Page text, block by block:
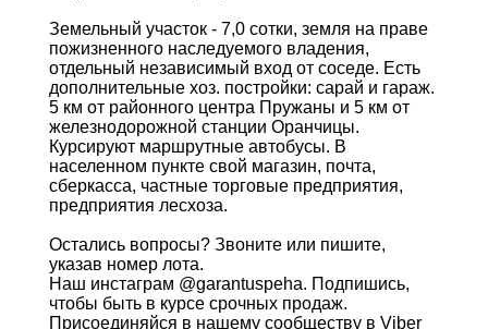
Земельный участок - 7,0 сотки, земля на праве
пожизненного наследуемого владения,
отдельный независимый вход от соседе. Есть
дополнительные хоз. постройки: сарай и гараж.
5 км от районного центра Пружаны и 5 км от
железнодорожной станции Оранчицы.
Курсируют маршрутные автобусы. В
населенном пункте свой магазин, почта,
сберкасса, частные торговые предприятия,
предприятия лесхоза.
Остались вопросы? Звоните или пишите,
указав номер лота.
Наш инстаграм @garantuspeha. Подпишись,
чтобы быть в курсе срочных продаж.
Присоединяйся в нашему сообществу в Viber